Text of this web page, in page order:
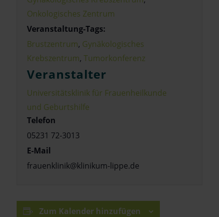
Onkologisches Zentrum
Veranstaltung-Tags:
Brustzentrum, Gynäkologisches
Krebszentrum, Tumorkonferenz
Veranstalter
Universitätsklinik für Frauenheilkunde
und Geburtshilfe
Telefon
05231 72-3013
E-Mail
frauenklinik@klinikum-lippe.de
Zum Kalender hinzufügen